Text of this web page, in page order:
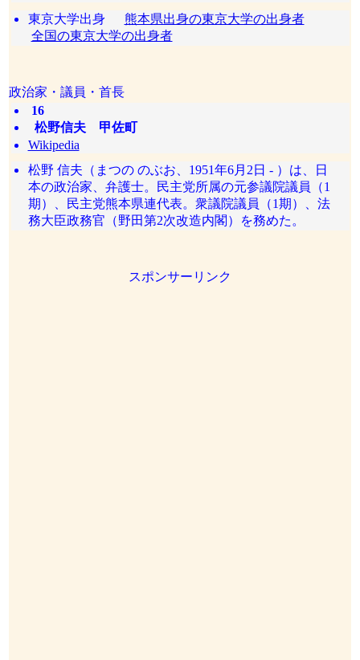
東京大学出身 熊本県出身の東京大学の出身者
全国の東京大学の出身者
政治家・議員・首長
16
松野信夫 甲佐町
Wikipedia
松野 信夫（まつの のぶお、1951年6月2日 - ）は、日
本の政治家、弁護士。民主党所属の元参議院議員（1
期）、民主党熊本県連代表。衆議院議員（1期）、法
務大臣政務官（野田第2次改造内閣）を務めた。
スポンサーリンク